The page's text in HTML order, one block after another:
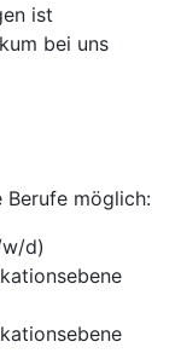
ist
bei uns
Berufe möglich:
d)